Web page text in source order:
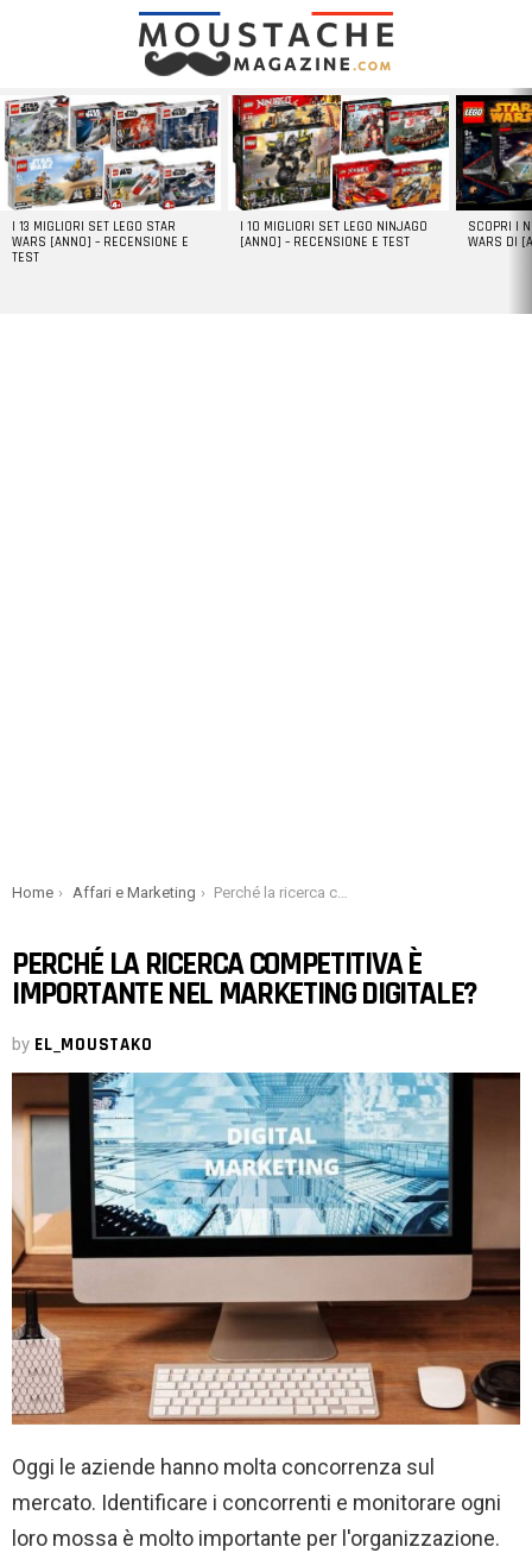
LATEST
STORIES
I 13 MIGLIORI SET LEGO STAR
WARS [ANNO] – RECENSIONE E
TEST
I 10 MIGLIORI SET LEGO NINJAGO
[ANNO] – RECENSIONE E TEST
SCOPRI I
WARS DI
You are here:
Home Affari e Marketing Perché la ricerca competitiva è importante nel marketing digitale?
PERCHÉ LA RICERCA COMPETITIVA È
IMPORTANTE NEL MARKETING DIGITALE?
by EL_MOUSTAKO
Oggi le aziende hanno molta concorrenza sul
mercato. Identificare i concorrenti e monitorare ogni
loro mossa è molto importante per l'organizzazione.